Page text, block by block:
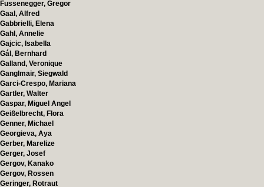
Fussenegger, Gregor
Gaal, Alfred
Gabbrielli, Elena
Gahl, Annelie
Gajcic, Isabella
Gál, Bernhard
Galland, Veronique
Ganglmair, Siegwald
Garci-Crespo, Mariana
Gartler, Walter
Gaspar, Miguel Angel
Geißelbrecht, Flora
Genner, Michael
Georgieva, Aya
Gerber, Marelize
Gerger, Josef
Gergov, Kanako
Gergov, Rossen
Geringer, Rotraut